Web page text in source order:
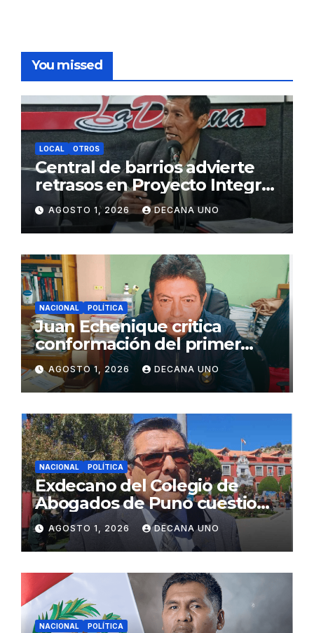
You missed
LOCAL OTROS
Central de barrios advierte
retrasos en Proyecto Integral
de Agua y Alcantarillado para
Juliaca
AGOSTO 1, 2026 DECANA UNO
NACIONAL POLÍTICA
Juan Echenique critica
conformación del primer
gabinete ministerial de Keiko
Fujimori
AGOSTO 1, 2026 DECANA UNO
NACIONAL POLÍTICA
Exdecano del Colegio de
Abogados de Puno cuestiona
propuestas sobre seguridad
ciudadana
AGOSTO 1, 2026 DECANA UNO
NACIONAL POLÍTICA